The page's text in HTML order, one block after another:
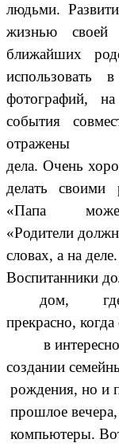
людьми.
жизнью
ближайших
использовать
фотографий,
события
дела. Очень
делать
«Папа
«Родители
словах, а на деле.
Воспитанники
дом,
прекрасно, когда
в
создании
рождения, но и
прошлое вечера,
компьютеры.